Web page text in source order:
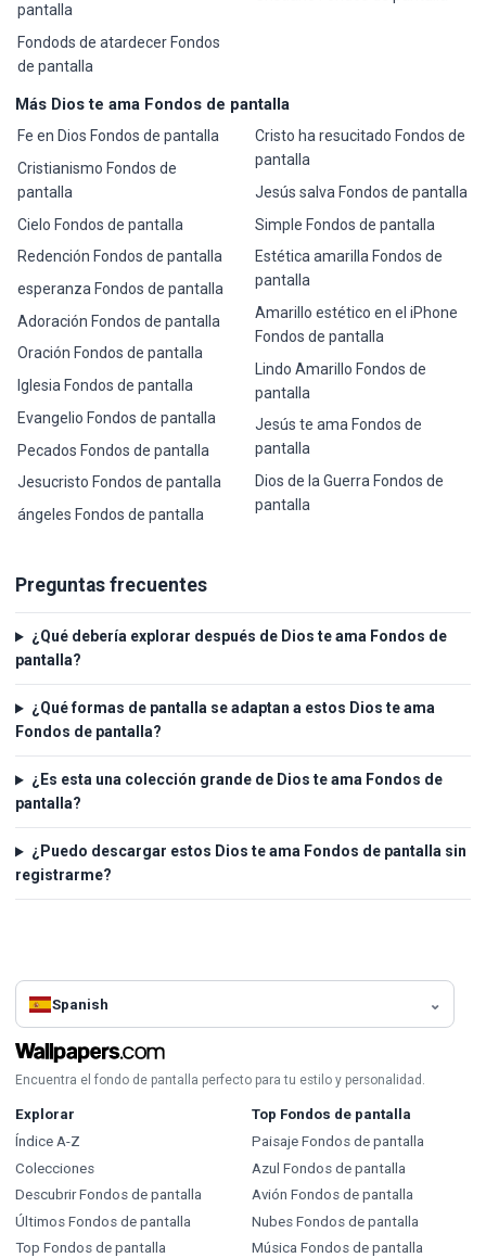
pantalla
Fondods de atardecer Fondos
de pantalla
Más Dios te ama Fondos de pantalla
Fe en Dios Fondos de pantalla
Cristianismo Fondos de
pantalla
Cielo Fondos de pantalla
Redención Fondos de pantalla
esperanza Fondos de pantalla
Adoración Fondos de pantalla
Oración Fondos de pantalla
Iglesia Fondos de pantalla
Evangelio Fondos de pantalla
Pecados Fondos de pantalla
Jesucristo Fondos de pantalla
ángeles Fondos de pantalla
Cristo ha resucitado Fondos de
pantalla
Jesús salva Fondos de pantalla
Simple Fondos de pantalla
Estética amarilla Fondos de
pantalla
Amarillo estético en el iPhone
Fondos de pantalla
Lindo Amarillo Fondos de
pantalla
Jesús te ama Fondos de
pantalla
Dios de la Guerra Fondos de
pantalla
Preguntas frecuentes
¿Qué debería explorar después de Dios te ama Fondos de
pantalla?
¿Qué formas de pantalla se adaptan a estos Dios te ama
Fondos de pantalla?
¿Es esta una colección grande de Dios te ama Fondos de
pantalla?
¿Puedo descargar estos Dios te ama Fondos de pantalla sin
registrarme?
Spanish
Encuentra el fondo de pantalla perfecto para tu estilo y personalidad.
Explorar
Índice A-Z
Colecciones
Descubrir Fondos de pantalla
Últimos Fondos de pantalla
Top Fondos de pantalla
Top Fondos de pantalla
Paisaje Fondos de pantalla
Azul Fondos de pantalla
Avión Fondos de pantalla
Nubes Fondos de pantalla
Música Fondos de pantalla